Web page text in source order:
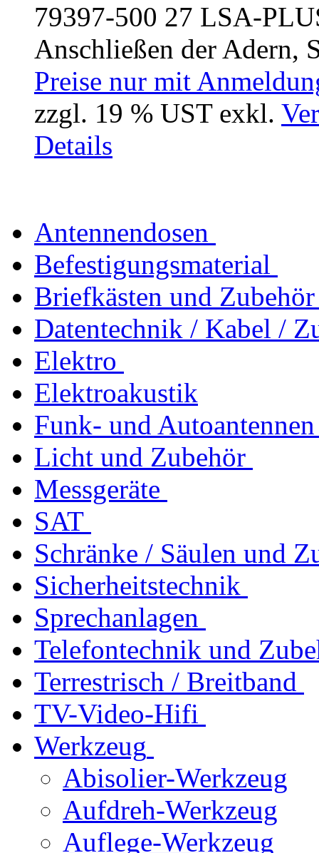
79397-500 27 LSA-
Anschließen der Adern,
Preise nur mit
zzgl. 19 % UST exkl.
Details
Antennendosen
Befestigungsmaterial
Briefkästen und Zubehör
Datentechnik / Kabel /
Elektro
Elektroakustik
Funk- und Autoantennen
Licht und Zubehör
Messgeräte
SAT
Schränke / Säulen und
Sicherheitstechnik
Sprechanlagen
Telefontechnik und
Terrestrisch / Breitband
TV-Video-Hifi
Werkzeug
Abisolier-Werkzeug
Aufdreh-Werkzeug
Auflege-Werkzeug